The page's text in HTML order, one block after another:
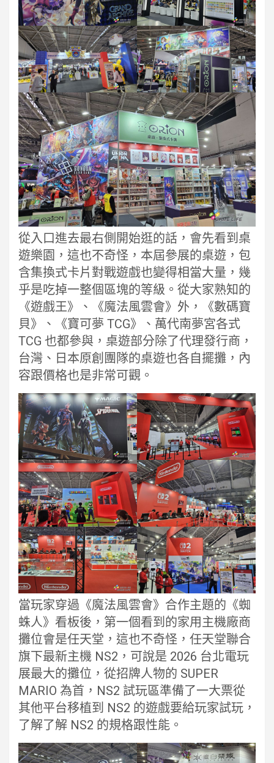
從入口進去最右側開始逛的話，會先看到桌
遊樂園，這也不奇怪，本屆參展的桌遊，包
含集換式卡片對戰遊戲也變得相當大量，幾
乎是吃掉一整個區塊的等級。從大家熟知的
《遊戲王》、《魔法風雲會》外，《數碼寶
貝》、《寶可夢 TCG》、萬代南夢宮各式
TCG 也都參與，桌遊部分除了代理發行商，
台灣、日本原創團隊的桌遊也各自擺攤，內
容跟價格也是非常可觀。
當玩家穿過《魔法風雲會》合作主題的《蜘
蛛人》看板後，第一個看到的家用主機廠商
攤位會是任天堂，這也不奇怪，任天堂聯合
旗下最新主機 NS2，可說是 2026 台北電玩
展最大的攤位，從招牌人物的 SUPER
MARIO 為首，NS2 試玩區準備了一大票從
其他平台移植到 NS2 的遊戲要給玩家試玩，
了解了解 NS2 的規格跟性能。